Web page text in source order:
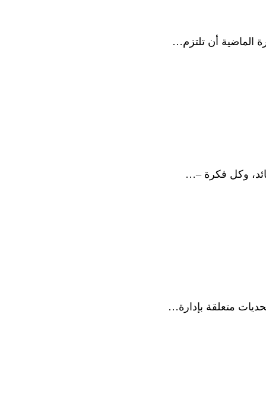
الماضية أن تلتزم…
وكل فكرة –…
متعلقة بإدارة…